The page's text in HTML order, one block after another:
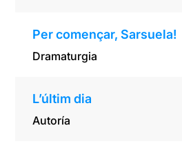
Per començar, Sarsuela!
Dramaturgia
L’últim dia
Autoría